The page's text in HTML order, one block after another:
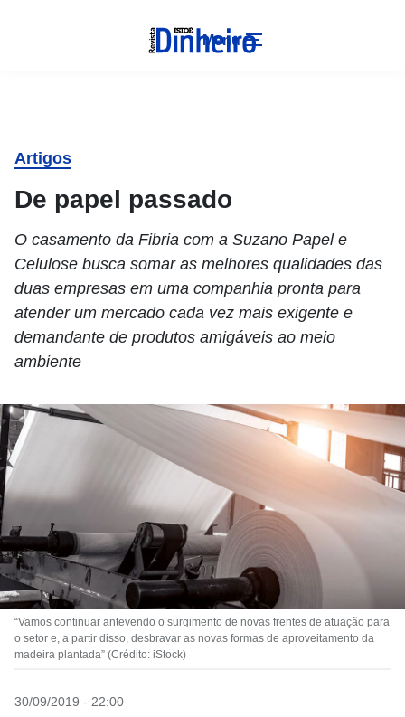
Menu
Artigos
De papel passado
O casamento da Fibria com a Suzano Papel e
Celulose busca somar as melhores qualidades das
duas empresas em uma companhia pronta para
atender um mercado cada vez mais exigente e
demandante de produtos amigáveis ao meio
ambiente
“Vamos continuar antevendo o surgimento de novas frentes de atuação para
o setor e, a partir disso, desbravar as novas formas de aproveitamento da
madeira plantada” (Crédito: iStock)
30/09/2019 - 22:00